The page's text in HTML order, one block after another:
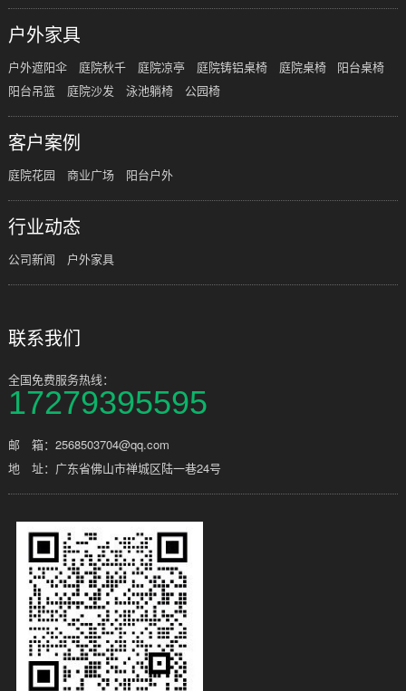
户外家具
户外遮阳伞 庭院秋千 庭院凉亭 庭院铸铝桌椅 庭院桌椅
阳台桌椅
阳台吊篮
庭院沙发 泳池躺椅 公园椅
客户案例
庭院花园 商业广场 阳台户外
行业动态
公司新闻 户外家具
联系我们
全国免费服务热线：
17279395595
邮 箱：2568503704@qq.com
地 址：广东省佛山市禅城区陆一巷24号